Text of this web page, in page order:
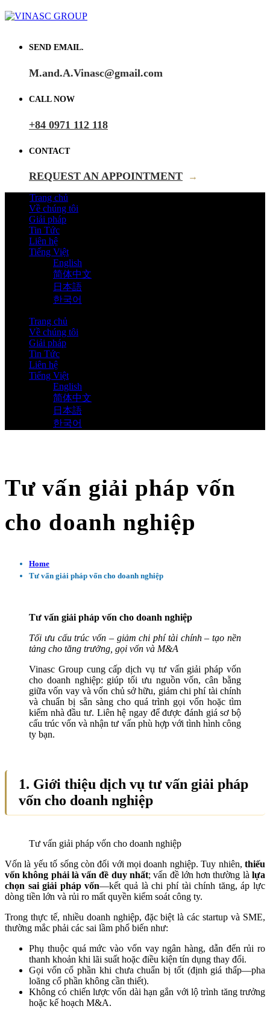
SEND EMAIL.
M.and.A.Vinasc@gmail.com
CALL NOW
+84 0971 112 118
CONTACT
REQUEST AN APPOINTMENT →
Trang chủ
Về chúng tôi
Giải pháp
Tin Tức
Liên hệ
Tiếng Việt
English
简体中文
日本語
한국어
Trang chủ
Về chúng tôi
Giải pháp
Tin Tức
Liên hệ
Tiếng Việt
English
简体中文
日本語
한국어
Tư vấn giải pháp vốn
cho doanh nghiệp
Home
Tư vấn giải pháp vốn cho doanh nghiệp
Tư vấn giải pháp vốn cho doanh nghiệp
Tối ưu cấu trúc vốn – giảm chi phí tài chính – tạo nền
tảng cho tăng trưởng, gọi vốn và M&A
Vinasc Group cung cấp dịch vụ tư vấn giải pháp vốn
cho doanh nghiệp: giúp tối ưu nguồn vốn, cân bằng
giữa vốn vay và vốn chủ sở hữu, giảm chi phí tài chính
và chuẩn bị sẵn sàng cho quá trình gọi vốn hoặc tìm
kiếm nhà đầu tư. Liên hệ ngay để được đánh giá sơ bộ
cấu trúc vốn và nhận tư vấn phù hợp với tình hình công
ty bạn.
1. Giới thiệu dịch vụ tư vấn giải pháp
vốn cho doanh nghiệp
Tư vấn giải pháp vốn cho doanh nghiệp
Vốn là yếu tố sống còn đối với mọi doanh nghiệp. Tuy nhiên, thiếu
vốn không phải là vấn đề duy nhất; vấn đề lớn hơn thường là lựa
chọn sai giải pháp vốn—kết quả là chi phí tài chính tăng, áp lực
dòng tiền lớn và rủi ro mất quyền kiểm soát công ty.
Trong thực tế, nhiều doanh nghiệp, đặc biệt là các startup và SME,
thường mắc phải các sai lầm phổ biến như:
Phụ thuộc quá mức vào vốn vay ngân hàng, dẫn đến rủi ro
thanh khoản khi lãi suất hoặc điều kiện tín dụng thay đổi.
Gọi vốn cổ phần khi chưa chuẩn bị tốt (định giá thấp—pha
loãng cổ phần không cần thiết).
Không có chiến lược vốn dài hạn gắn với lộ trình tăng trưởng
hoặc kế hoạch M&A.